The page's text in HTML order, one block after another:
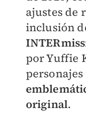
ajustes de
inclusión
por Yuffie
original.